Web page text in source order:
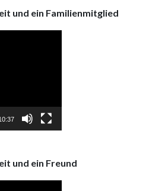
und ein Familienmitglied
und ein Freund